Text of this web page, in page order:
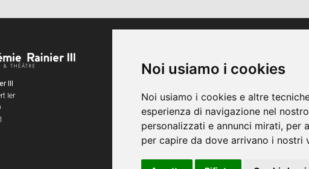
Noi usiamo i cookies
Noi usiamo i cookies e altre
esperienza di navigazione nel
personalizzati e annunci mirati,
per capire da dove arrivano i nostri
III
Ier
Da lunedì a venerdì
8h30 - 20h45
9h - 12h